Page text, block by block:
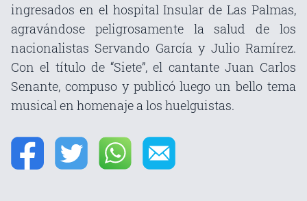
ingresados en el hospital Insular de Las Palmas,
agravándose peligrosamente la salud de los
nacionalistas Servando García y Julio Ramírez.
Con el título de “Siete”, el cantante Juan Carlos
Senante, compuso y publicó luego un bello tema
musical en homenaje a los huelguistas.